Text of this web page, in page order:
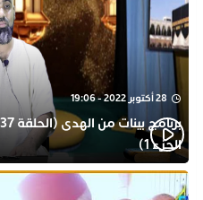
28 أكتوبر 2022 - 19:06
الجزء 1)